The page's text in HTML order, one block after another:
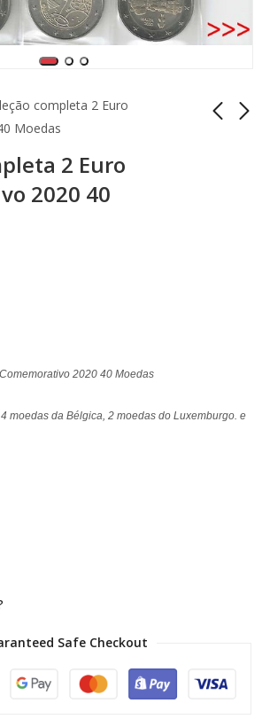
completa 2 Euro
Moedas
2 Euro
2020 40
2 Euro Luxemburgo
2020 40 Moedas
moedas da Bélgica, 2 moedas do Luxemburgo. e
Safe Checkout